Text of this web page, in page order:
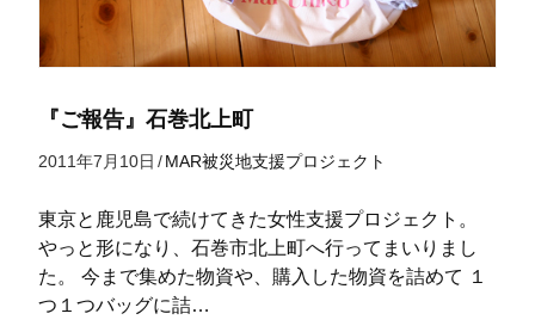
『ご報告』石巻北上町
2011年7月10日 /MAR被災地支援プロジェクト
東京と鹿児島で続けてきた女性支援プロジェクト。
やっと形になり、石巻市北上町へ行ってまいりまし
た。 今まで集めた物資や、購入した物資を詰めて １
つ１つバッグに詰…